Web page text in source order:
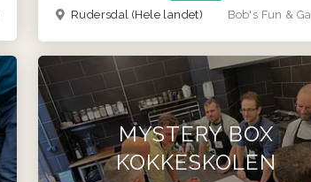
Bob's Fun &
Rudersdal (Hele landet)
MYSTERY BOX
KOKKESKOLEN